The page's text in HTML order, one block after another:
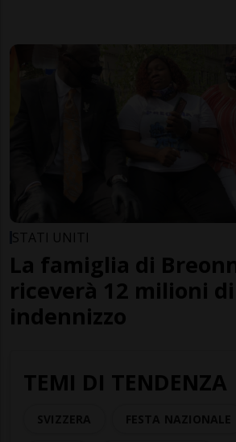
STATI UNITI
La famiglia di
riceverà 12 milioni di
indennizzo
TEMI DI TENDENZA